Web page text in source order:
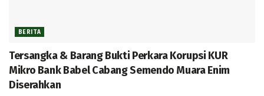
BERITA
Tersangka & Barang Bukti Perkara Korupsi KUR
Mikro Bank Babel Cabang Semendo Muara Enim
Diserahkan